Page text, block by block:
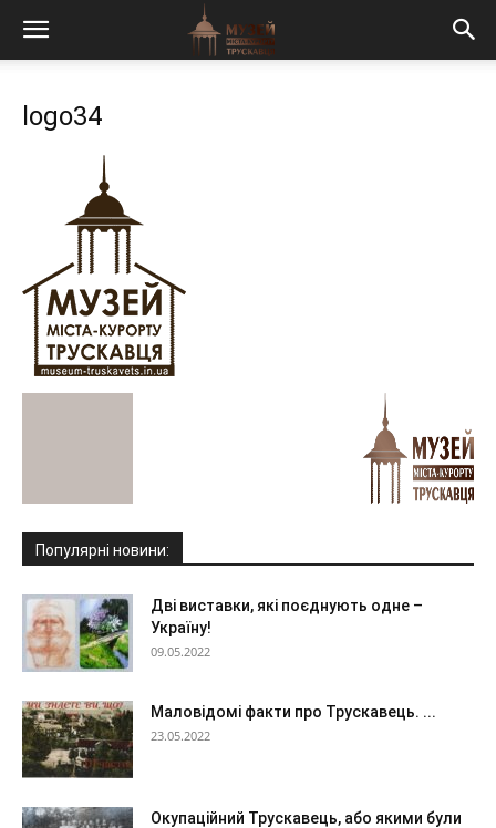
logo34
Популярні новини:
Дві виставки, які поєднують одне –
Україну!
09.05.2022
Маловідомі факти про Трускавець. ...
23.05.2022
Окупаційний Трускавець, або якими були